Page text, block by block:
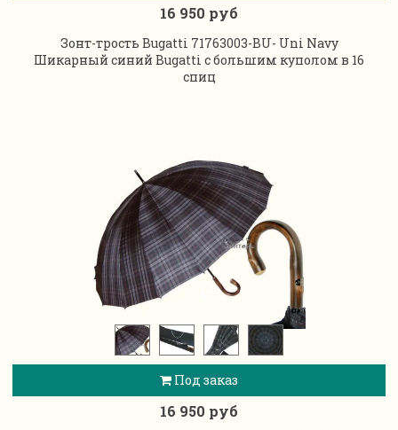
16 950 руб
Зонт-трость Bugatti 71763003-BU- Uni Navy
Шикарный синий Bugatti с большим куполом в 16
спиц
Под заказ
16 950 руб